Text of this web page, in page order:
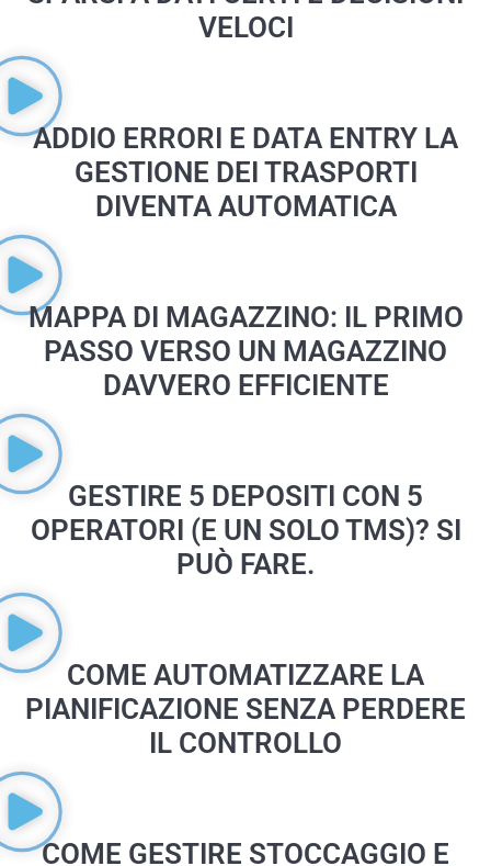
VELOCI
ADDIO ERRORI E DATA ENTRY LA
GESTIONE DEI TRASPORTI
DIVENTA AUTOMATICA
MAPPA DI MAGAZZINO: IL PRIMO
PASSO VERSO UN MAGAZZINO
DAVVERO EFFICIENTE
GESTIRE 5 DEPOSITI CON 5
OPERATORI (E UN SOLO TMS)? SI
PUÒ FARE.
COME AUTOMATIZZARE LA
PIANIFICAZIONE SENZA PERDERE
IL CONTROLLO
COME GESTIRE STOCCAGGIO E